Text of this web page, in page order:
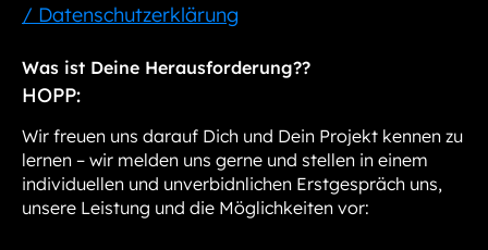
/ Datenschutzerklärung
Was ist Deine Herausforderung??
HOPP:
Wir freuen uns darauf Dich und Dein Projekt kennen zu
lernen – wir melden uns gerne und stellen in einem
individuellen und unverbidnlichen Erstgespräch uns,
unsere Leistung und die Möglichkeiten vor: